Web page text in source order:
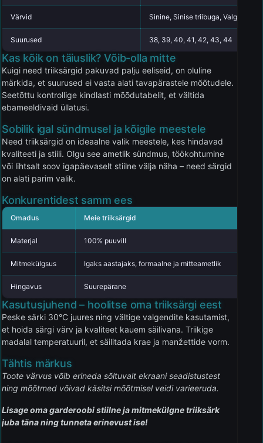
Värvid Sinine, Sinise triibuga, Valge
Suurused 38, 39, 40, 41, 42, 43, 44
Kas kõik on täiuslik? Võib-olla mitte
Kuigi need triiksärgid pakuvad palju eeliseid, on oluline
märkida, et suurused ei vasta alati tavapärastele mõõtudele.
Seetõttu kontrollige kindlasti mõõdutabelit, et vältida
ebameeldivaid üllatusi.
Sobilik igal sündmusel ja kõigile meestele
Need triiksärgid on ideaalne valik meestele, kes hindavad
kvaliteeti ja stiili. Olgu see ametlik sündmus, töökohtumine
või lihtsalt soov igapäevaselt stiilne välja näha – need särgid
on alati parim valik.
Konkurentidest samm ees
Omadus Meie triiksärgid
Materjal 100% puuvill
Mitmekülgsus Igaks aastajaks, formaalne ja mitteametlik
Hingavus Suurepärane
Kasutusjuhend – hoolitse oma triiksärgi eest
Peske särki 30°C juures ning vältige valgendite kasutamist,
et hoida särgi värv ja kvaliteet kauem säilivana. Triikige
madalal temperatuuril, et säilitada krae ja manžettide vorm.
Tähtis märkus
Toote värvus võib erineda sõltuvalt ekraani seadistustest
ning mõõtmed võivad käsitsi mõõtmisel veidi varieeruda.
Lisage oma garderoobi stiilne ja mitmekülgne triiksärk
juba täna ning tunneta erinevust ise!